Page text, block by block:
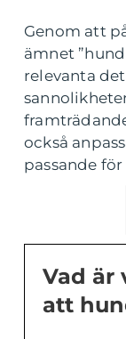
Genom att
ämnet
relevanta
också
passande
Vad är
att